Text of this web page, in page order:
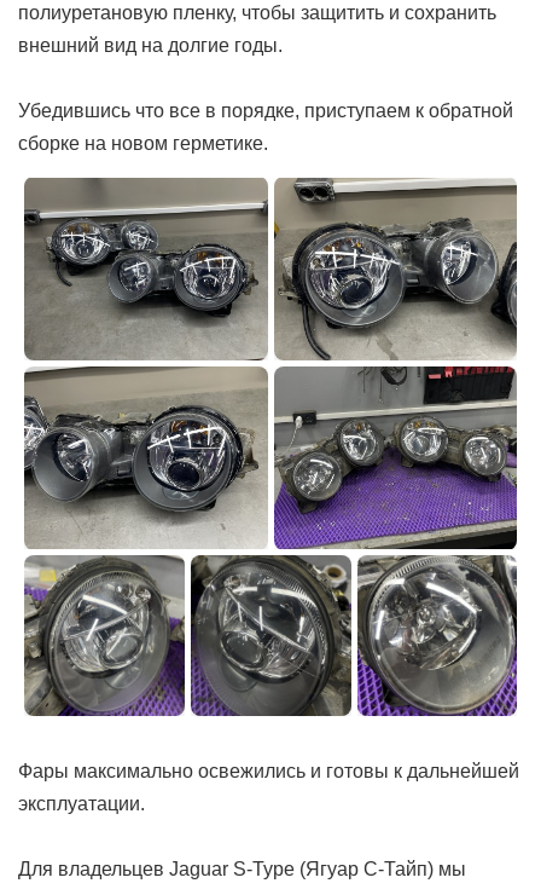
полиуретановую пленку, чтобы защитить и сохранить
внешний вид на долгие годы.
Убедившись что все в порядке, приступаем к обратной
сборке на новом герметике.
Фары максимально освежились и готовы к дальнейшей
эксплуатации.
Для владельцев Jaguar S-Type (Ягуар С-Тайп) мы